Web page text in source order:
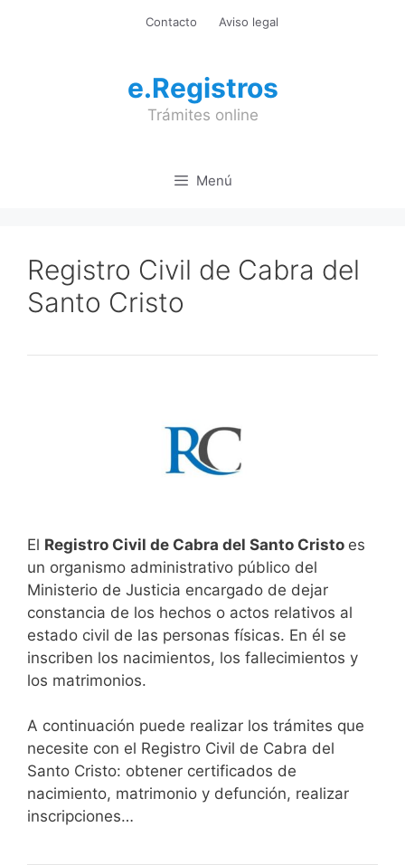
Contacto Aviso legal
e.Registros
Trámites online
Menú
Registro Civil de Cabra del
Santo Cristo
El Registro Civil de Cabra del Santo Cristo es
un organismo administrativo público del
Ministerio de Justicia encargado de dejar
constancia de los hechos o actos relativos al
estado civil de las personas físicas. En él se
inscriben los nacimientos, los fallecimientos y
los matrimonios.
A continuación puede realizar los trámites que
necesite con el Registro Civil de Cabra del
Santo Cristo: obtener certificados de
nacimiento, matrimonio y defunción, realizar
inscripciones…